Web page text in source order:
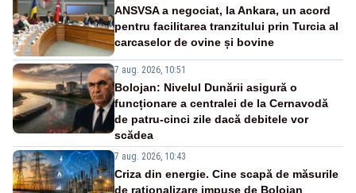
ANSVSA a negociat, la Ankara, un acord
pentru facilitarea tranzitului prin Turcia al
carcaselor de ovine și bovine
7 aug. 2026, 10:51
Bolojan: Nivelul Dunării asigură o
funcționare a centralei de la Cernavodă
de patru-cinci zile dacă debitele vor
scădea
7 aug. 2026, 10:43
Criza din energie. Cine scapă de măsurile
de raționalizare impuse de Bolojan